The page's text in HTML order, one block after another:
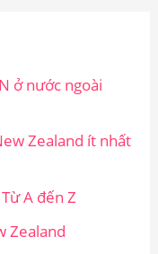
ở nước ngoài
Zealand ít nhất
A đến Z
Zealand